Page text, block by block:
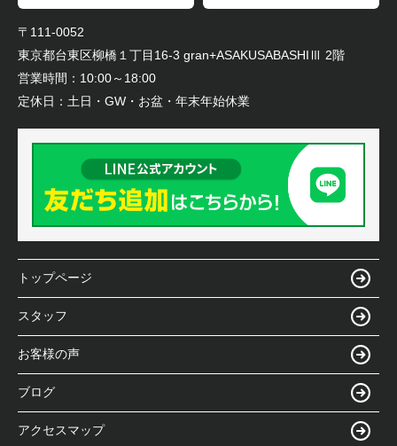
〒111-0052
東京都台東区柳橋１丁目16-3 gran+ASAKUSABASHIⅢ 2階
営業時間： 10:00～18:00
定休日： 土日・GW・お盆・年末年始休業
トップページ
スタッフ
お客様の声
ブログ
アクセスマップ